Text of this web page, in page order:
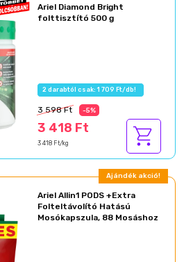
Ariel Diamond Bright
folttisztító 500 g
2 darabtól csak: 1 709 Ft/db!
3 598 Ft -5%
3 418 Ft
3 418 Ft/kg
Ajándék akció!
Ariel Allin1 PODS +Extra
Folteltávolító Hatású
Mosókapszula, 88 Mosáshoz